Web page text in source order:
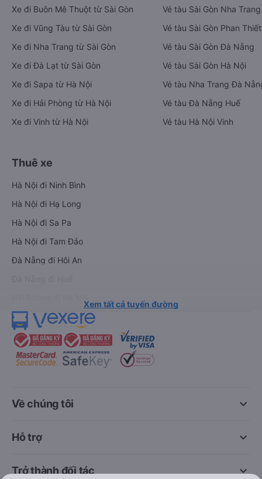
Xe đi Buôn Mê Thuột từ Sài Gòn
Xe đi Vũng Tàu từ Sài Gòn
Xe đi Nha Trang từ Sài Gòn
Xe đi Đà Lạt từ Sài Gòn
Xe đi Sapa từ Hà Nội
Xe đi Hải Phòng từ Hà Nội
Xe đi Vinh từ Hà Nội
Vé tàu Sài Gòn Nha Trang
Vé tàu Sài Gòn Phan Thiết
Vé tàu Sài Gòn Đà Nẵng
Vé tàu Sài Gòn Hà Nội
Vé tàu Nha Trang Đà
Vé tàu Đà Nẵng Huế
Vé tàu Hà Nội Vinh
Thuê xe
Hà Nội đi Ninh Bình
Hà Nội đi Hạ Long
Hà Nội đi Sa Pa
Hà Nội đi Tam Đảo
Đà Nẵng đi Hội An
Xem tất cả tuyến đường
keyboard_arrow_down
Về chúng tôi
keyboard_arrow_down
Hỗ trợ
keyboard_arrow_down
Trở thành đối tác